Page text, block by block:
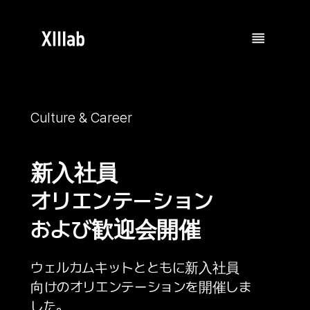
Culture & Career
新入社員
オリエンテーション
および歓迎会開催
ウェルカムキットとともに新入社員
向けのオリエンテーションを開催しま
した。